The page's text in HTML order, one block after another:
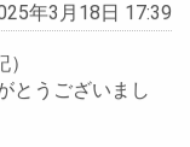
年3月18日 17:39
とうございまし